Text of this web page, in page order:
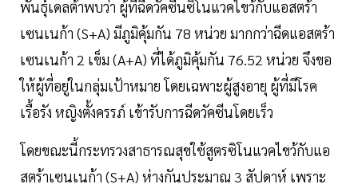
พันธุ์เดลต้าพบว่า ผู้ที่ฉีดวัคซีนซิโนแวคไขว้กับแอสตร้า
เซนเนก้า (S+A) มีภูมิคุ้มกัน 78 หน่วย มากกว่าฉีดแอสตร้า
เซนเนก้า 2 เข็ม (A+A) ที่ได้ภูมิคุ้มกัน 76.52 หน่วย จึงขอ
ให้ผู้ที่อยู่ในกลุ่มเป้าหมาย โดยเฉพาะผู้สูงอายุ ผู้ที่มีโรค
เรื้อรัง หญิงตั้งครรภ์ เข้ารับการฉีดวัคซีนโดยเร็ว
โดยขณะนี้กระทรวงสาธารณสุขใช้สูตรซิโนแวคไขว้กับแอ
สตร้าเซนเนก้า (S+A) ห่างกันประมาณ 3 สัปดาห์ เพราะ